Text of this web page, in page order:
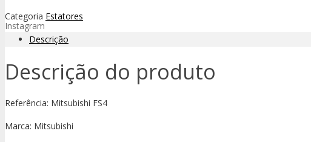
Instagram
Categoria Estatores
Descrição
Descrição do produto
Referência: Mitsubishi FS4
Marca: Mitsubishi